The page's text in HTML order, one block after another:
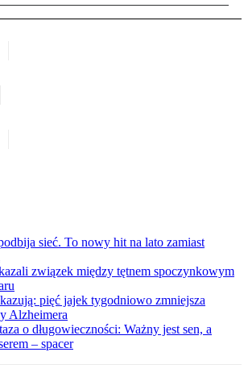
sieć. To nowy hit na lato zamiast
związek między tętnem spoczynkowym
pięć jajek tygodniowo zmniejsza
Alzheimera
o długowieczności: Ważny jest sen, a
– spacer